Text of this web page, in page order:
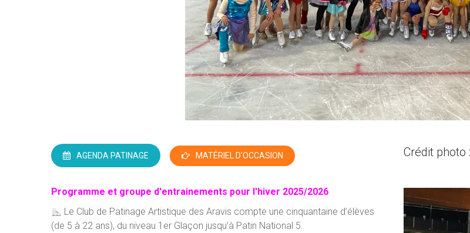
AGENDA PATINAGE MATÉRIEL D'OCCASION
Programme et groupe d'entrainements pour l'hiver 2025/2026
Le Club de Patinage Artistique des Aravis compte une cinquantaine d’élèves
(de 5 à 22 ans), du niveau 1er Glaçon jusqu’à Patin National 5.
Crédit photo